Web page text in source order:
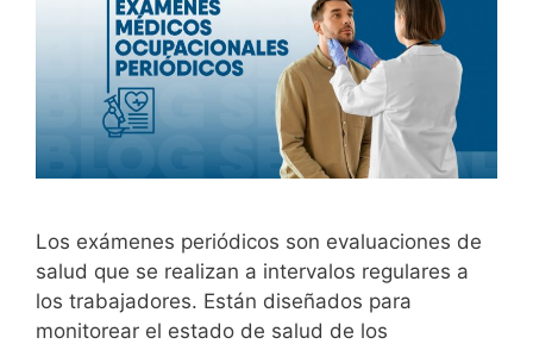
Los exámenes periódicos son evaluaciones de
salud que se realizan a intervalos regulares a
los trabajadores. Están diseñados para
monitorear el estado de salud de los